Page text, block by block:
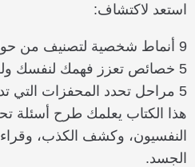
استعد لاكتشاف:
9 أنماط شخصية لتصنيف من حولك.
5 خصائص تعزز فهمك لنفسك وللآخرين.
5 مراحل تحدد المحفزات التي تدفع الأفراد للعمل.
هذا الكتاب يعلمك طرح أسئلة
النفسيون، وكشف الكذب،
الجسد.